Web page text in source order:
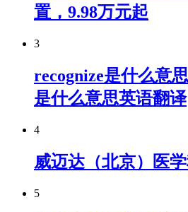
置，9.98万元起
3
recognize是什么意
是什么意思英语翻译
4
威迈达（北京）医
5